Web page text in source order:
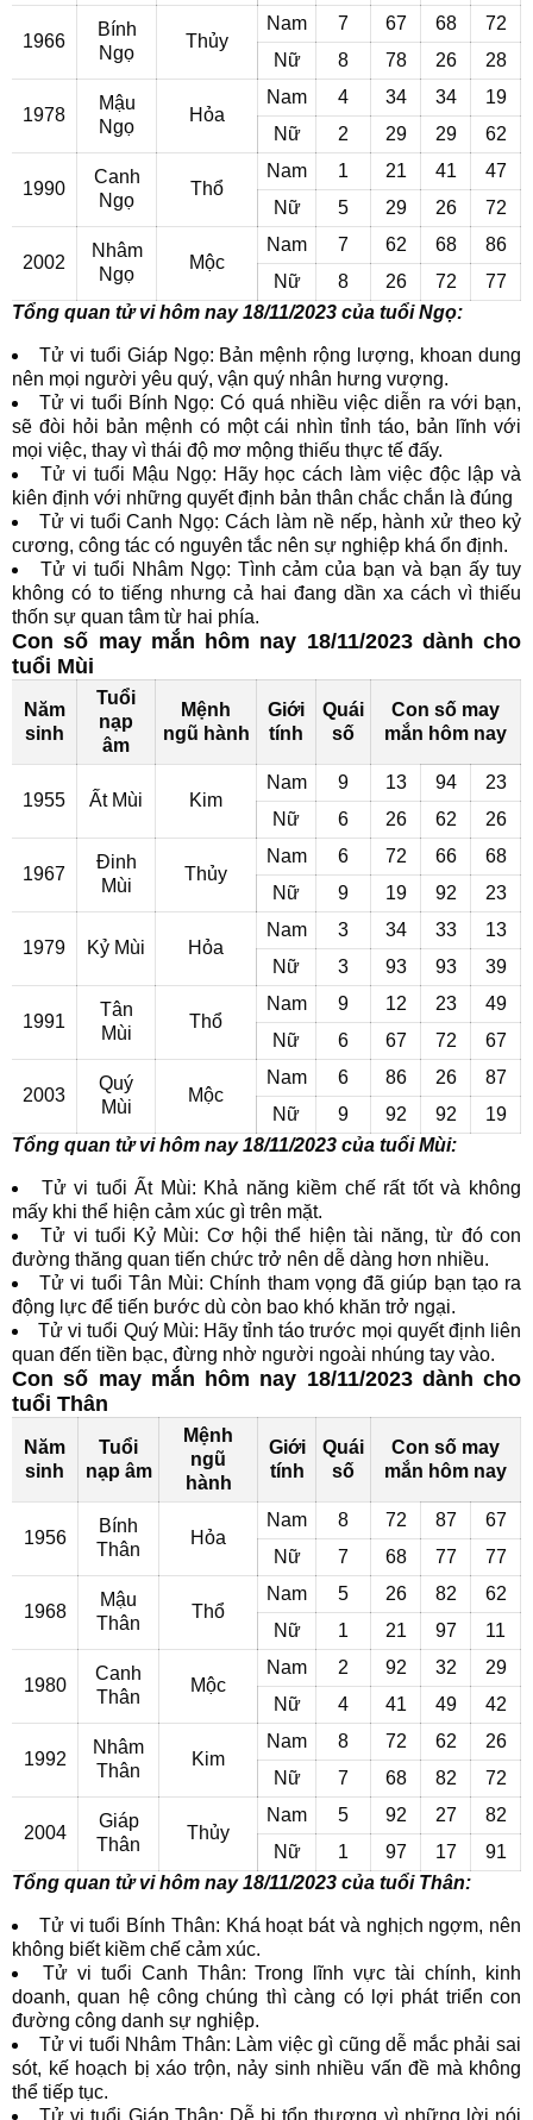
1966
Bính
Ngọ
Thủy
Nam 7 67 68
72
Nữ
8 78 26 28
1978
Mậu
Ngọ
Hỏa
Nam 4 34 34
19
Nữ
2 29 29 62
1990
Canh
Ngọ
Thổ
Nam 1 21 41
47
Nữ
5 29 26 72
2002
Nhâm
Ngọ
Mộc
Nam 7 62 68
86
Nữ
8 26 72
77
Tổng quan tử vi hôm nay 18/11/2023 của tuổi Ngọ:
Tử vi tuổi Giáp Ngọ: Bản mệnh rộng lượng, khoan dung
nên mọi người yêu quý, vận quý nhân hưng vượng.
Tử vi tuổi Bính Ngọ: Có quá nhiều việc diễn ra với bạn,
sẽ đòi hỏi bản mệnh có một cái nhìn tỉnh táo, bản lĩnh với
mọi việc, thay vì thái độ mơ mộng thiếu thực tế đấy.
Tử vi tuổi Mậu Ngọ: Hãy học cách làm việc độc lập và
kiên định với những quyết định bản thân chắc chắn là đúng
Tử vi tuổi Canh Ngọ: Cách làm nề nếp, hành xử theo kỷ
cương, công tác có nguyên tắc nên sự nghiệp khá ổn định.
Tử vi tuổi Nhâm Ngọ: Tình cảm của bạn và bạn ấy tuy
không có to tiếng nhưng cả hai đang dần xa cách vì thiếu
thốn sự quan tâm từ hai phía.
Con số may mắn hôm nay 18/11/2023 dành cho
tuổi Mùi
Năm
sinh
Tuổi
nạp
âm
Mệnh
ngũ hành
Giới
tính
Quái
số
Con số may
mắn hôm nay
1955 Ất Mùi Kim
Nam 9 13 94
23
Nữ
6 26 62 26
1967
Đinh
Mùi
Thủy
Nam 6 72 66
68
Nữ
9 19 92 23
1979 Kỷ Mùi Hỏa
Nam 3 34 33
13
Nữ
3 93 93 39
1991
Tân
Mùi
Thổ
Nam 9 12 23
49
Nữ
6 67 72 67
2003
Quý
Mùi
Mộc
Nam 6 86 26
87
Nữ
9 92 92
19
Tổng quan tử vi hôm nay 18/11/2023 của tuổi Mùi:
Tử vi tuổi Ất Mùi: Khả năng kiềm chế rất tốt và không
mấy khi thể hiện cảm xúc gì trên mặt.
Tử vi tuổi Kỷ Mùi: Cơ hội thể hiện tài năng, từ đó con
đường thăng quan tiến chức trở nên dễ dàng hơn nhiều.
Tử vi tuổi Tân Mùi: Chính tham vọng đã giúp bạn tạo ra
động lực để tiến bước dù còn bao khó khăn trở ngại.
Tử vi tuổi Quý Mùi: Hãy tỉnh táo trước mọi quyết định liên
quan đến tiền bạc, đừng nhờ người ngoài nhúng tay vào.
Con số may mắn hôm nay 18/11/2023 dành cho
tuổi Thân
Năm
sinh
Tuổi
nạp âm
Mệnh
ngũ
hành
Giới
tính
Quái
số
Con số may
mắn hôm nay
1956
Bính
Thân
Hỏa
Nam 8 72 87
67
Nữ
7 68 77 77
1968
Mậu
Thân
Thổ
Nam 5 26 82
62
Nữ
1 21 97 11
1980
Canh
Thân
Mộc
Nam 2 92 32
29
Nữ
4 41 49 42
1992
Nhâm
Thân
Kim
Nam 8 72 62
26
Nữ
7 68 82 72
2004
Giáp
Thân
Thủy
Nam 5 92 27
82
Nữ
1 97 17
91
Tổng quan tử vi hôm nay 18/11/2023 của tuổi Thân:
Tử vi tuổi Bính Thân: Khá hoạt bát và nghịch ngợm, nên
không biết kiềm chế cảm xúc.
Tử vi tuổi Canh Thân: Trong lĩnh vực tài chính, kinh
doanh, quan hệ công chúng thì càng có lợi phát triển con
đường công danh sự nghiệp.
Tử vi tuổi Nhâm Thân: Làm việc gì cũng dễ mắc phải sai
sót, kế hoạch bị xáo trộn, nảy sinh nhiều vấn đề mà không
thể tiếp tục.